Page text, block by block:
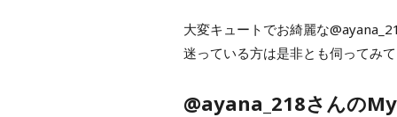
大変キュートでお綺麗な
迷っている方は是非とも伺ってみ
@ayana_218さんの